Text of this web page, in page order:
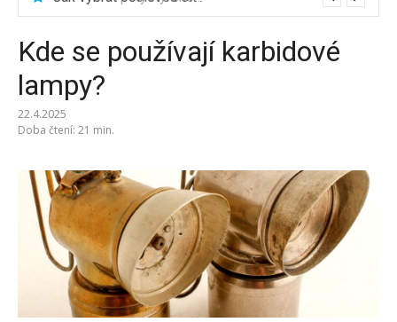
Kde se používají karbidové
lampy?
22.4.2025
Doba čtení: 21 min.